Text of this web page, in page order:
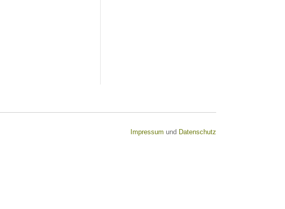
Impressum und Datenschutz